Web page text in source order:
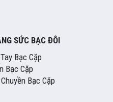
SỨC BẠC ĐÔI
Bạc Cặp
Bạc Cặp
Bạc Cặp